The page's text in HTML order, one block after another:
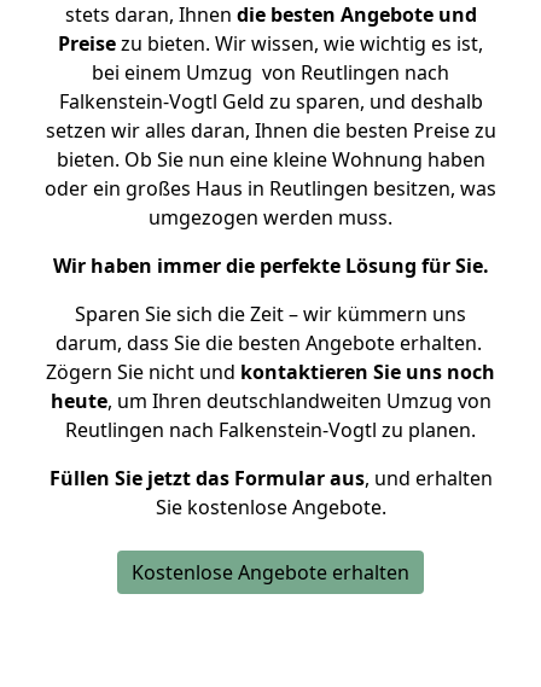
stets daran, Ihnen die besten Angebote und
Preisezu bieten. Wir wissen, wie wichtig es ist,
bei einem Umzug von Reutlingen nach
Falkenstein-Vogtl Geld zu sparen, und deshalb
setzen wir alles daran, Ihnen die besten Preise zu
bieten. Ob Sie nun eine kleine Wohnung haben
oder ein großes Haus in Reutlingen besitzen, was
umgezogen werden muss.
Wir haben immer die perfekte Lösung für Sie.
Sparen Sie sich die Zeit – wir kümmern uns
darum, dass Sie die besten Angebote erhalten.
Zögern Sie nicht und kontaktieren Sie uns noch
heute, um Ihren deutschlandweiten Umzug von
Reutlingen nach Falkenstein-Vogtl zu planen.
Füllen Sie jetzt das Formular aus, und erhalten
Sie kostenlose Angebote.
Kostenlose Angebote erhalten